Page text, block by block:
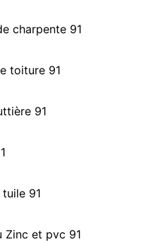
charpente 91
toiture 91
91
91
Zinc et pvc 91